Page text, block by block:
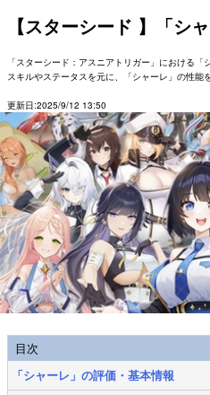
【スターシード 】「シ
「スターシード：アスニアトリガー」における
スキルやステータスを元に、「シャーレ」の性能
更新日:2025/9/12 13:50
目次
「シャーレ」の評価・基本情報